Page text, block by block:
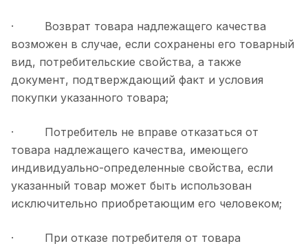
· Возврат товара надлежащего качества
возможен в случае, если сохранены его товарный
вид, потребительские свойства, а также
документ, подтверждающий факт и условия
покупки указанного товара;
· Потребитель не вправе отказаться от
товара надлежащего качества, имеющего
индивидуально-определенные свойства, если
указанный товар может быть использован
исключительно приобретающим его человеком;
· При отказе потребителя от товара